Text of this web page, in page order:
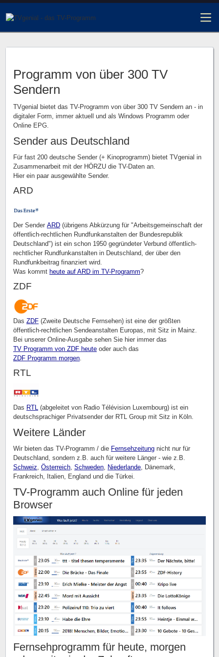
Programm von über 300 TV
Sendern
TVgenial bietet das TV-Programm von über 300 TV Sendern an - in
digitaler Form, immer aktuell und als Windows Programm oder
Online EPG.
Sender aus Deutschland
Für fast 200 deutsche Sender (+ Kinoprogramm) bietet TVgenial in
Zusammenarbeit mit der HÖRZU die TV-Daten an.
Hier ein paar ausgewählte Sender.
ARD
Der Sender ARD (übrigens Abkürzung für "Arbeitsgemeinschaft der
öffentlich-rechtlichen Rundfunkanstalten der Bundesrepublik
Deutschland") ist ein schon 1950 gegründeter Verbund öffentlich-
rechtlicher Rundfunkanstalten in Deutschland, der über den
Rundfunkbeitrag finanziert wird.
Was kommt heute auf ARD im TV-Programm?
ZDF
Das ZDF (Zweite Deutsche Fernsehen) ist eine der größten
öffentlich-rechtlichen Sendeanstalten Europas, mit Sitz in Mainz.
Bei unserer Online-Ausgabe sehen Sie hier immer das
TV Programm von ZDF heute oder auch das
ZDF Programm morgen.
RTL
Das RTL (abgeleitet von Radio Télévision Luxembourg) ist ein
deutschsprachiger Privatsender der RTL Group mit Sitz in Köln.
Weitere Länder
Wir bieten das TV-Programm / die Fernsehzeitung nicht nur für
Deutschland, sondern z.B. auch für weitere Länger - wie z.B.
Schweiz, Österreich, Schweden, Niederlande, Dänemark,
Frankreich, Italien, England und die Türkei.
TV-Programm auch Online für jeden
Browser
Fernsehprogramm für heute, morgen